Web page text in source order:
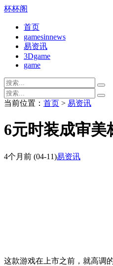
杯杯阁
首页
gamesinnews
易资讯
3Dgame
game
当前位置： 首页 > 易资讯
6元时装成审美
4个月前 (04-11)易资讯
这款游戏在上市之前，就高调